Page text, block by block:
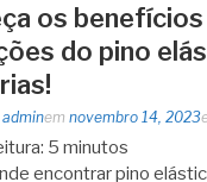
os benefícios
do pino
adminem novembro 14, 2023
5 minutos
encontrar pino